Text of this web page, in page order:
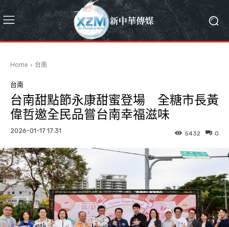
Home 台南
台南
台南甜點節永康甜蜜登場 全糖市長黃
偉哲邀全民品嘗台南幸福滋味
2026-01-17 17:31 0
5432